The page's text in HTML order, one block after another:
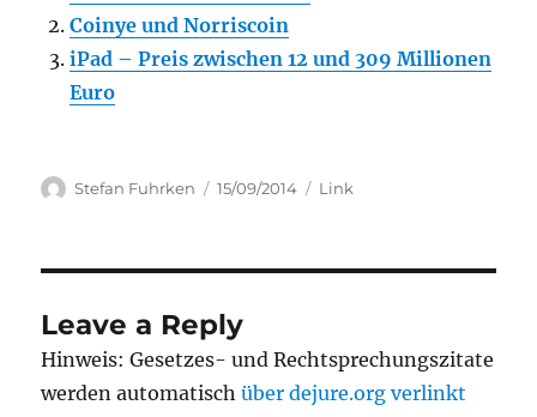
Coinye und Norriscoin
iPad – Preis zwischen 12 und 309 Millionen
Euro
Author
Stefan Fuhrken
Posted
15/09/2014 Categories
Link
Leave a Reply
Hinweis: Gesetzes- und Rechtsprechungszitate
werden automatischüber dejure.org verlinkt